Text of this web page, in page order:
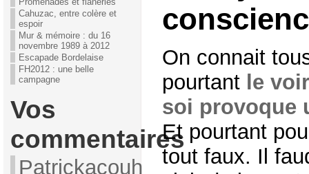
Cahuzac, entre colère et
espoir
Mur & mémoire : du 16
novembre 1989 à 2012
Escapade Bordelaise
FH2012 : une belle
campagne
Vos
commentaires
Patrickacouh
On connait
pourtant le
soi provoque
Et pourtant
tout faux. Il